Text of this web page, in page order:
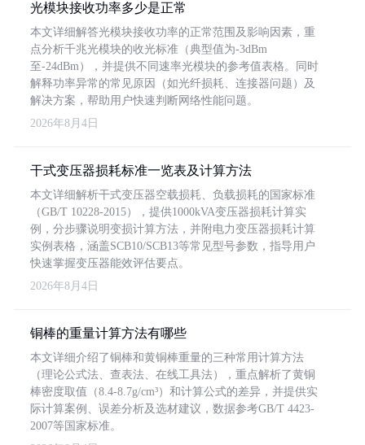
光模块接收功率多少是正常
本文详细解答光模块接收功率的正常范围及影响因素，重
点分析千兆光模块的收光标准（典型值为-3dBm
至-24dBm），并提供不同速率光模块的参考值表格。同时
解释功率异常的常见原因（如光纤损耗、连接器问题）及
解决方案，帮助用户快速判断网络性能问题。
2026年8月4日
干式变压器损耗标准一览表及计算方法
本文详细解析干式变压器空载损耗、负载损耗的国家标准
（GB/T 10228-2015），提供1000kVA变压器损耗计算实
例，分步骤说明变损计算方法，并附电力变压器损耗计算
实例表格，涵盖SCB10/SCB13等常见型号参数，指导用户
快速掌握变压器能效评估要点。
2026年8月4日
铜棒的重量计算方法有哪些
本文详细介绍了铜棒和黄铜棒重量的三种常用计算方法
（理论公式法、查表法、在线工具法），重点解析了黄铜
棒密度取值（8.4-8.7g/cm³）和计算公式的差异，并提供实
际计算案例、误差分析及选材建议，数据参考GB/T 4423-
2007等国家标准。